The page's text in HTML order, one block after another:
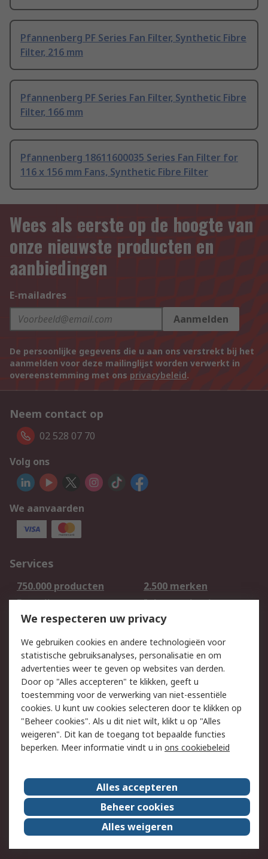
Pfannenberg PF Series Fan Filter, Synthetic Fibre
Filter, 216 mm
Pfannenberg PF Series Fan Filter, Synthetic Fibre
Filter, 166 mm
Pfannenberg 18611600035 Series Fan Filter for
116 x 156 mm Fans, Synthetic Fibre Filter
Wees als eerste op de hoogte van
onze nieuwste producten en
aanbiedingen
E-mailadres
Aanmelden
De persoonlijke gegevens die u aan ons verstrekt bij het
aanmelden voor deze mailinglijst worden verwerkt in
overeenstemming met ons privacybeleid.
Neem contact op
02 528 07 70
Volg ons
We aanvaarden
Services
750.000 producten
2.500 merken
Bestellen
Inkoopoplossingen
Retouren
Technisch advies
Track & Trace
Wettelijk
Cookiebeleid
Email veiligheid
Privacybeleid -
Bijgewerkt
Websitevoorwaarden
Algemene
verkoopvoorwaarden
Over RS
RS Group
Over ons
RS wereldwijd
Werken bij RS
ESG
We respecteren uw privacy
We gebruiken cookies en andere technologieën voor
statistische gebruiksanalyses, personalisatie en om
advertenties weer te geven op websites van derden.
Door op "Alles accepteren" te klikken, geeft u
toestemming voor de verwerking van niet-essentiële
cookies. U kunt uw cookies selecteren door te klikken op
"Beheer cookies". Als u dit niet wilt, klikt u op "Alles
weigeren". Dit kan de toegang tot bepaalde functies
beperken. Meer informatie vindt u in ons cookiebeleid
Alles accepteren
Beheer cookies
Alles weigeren